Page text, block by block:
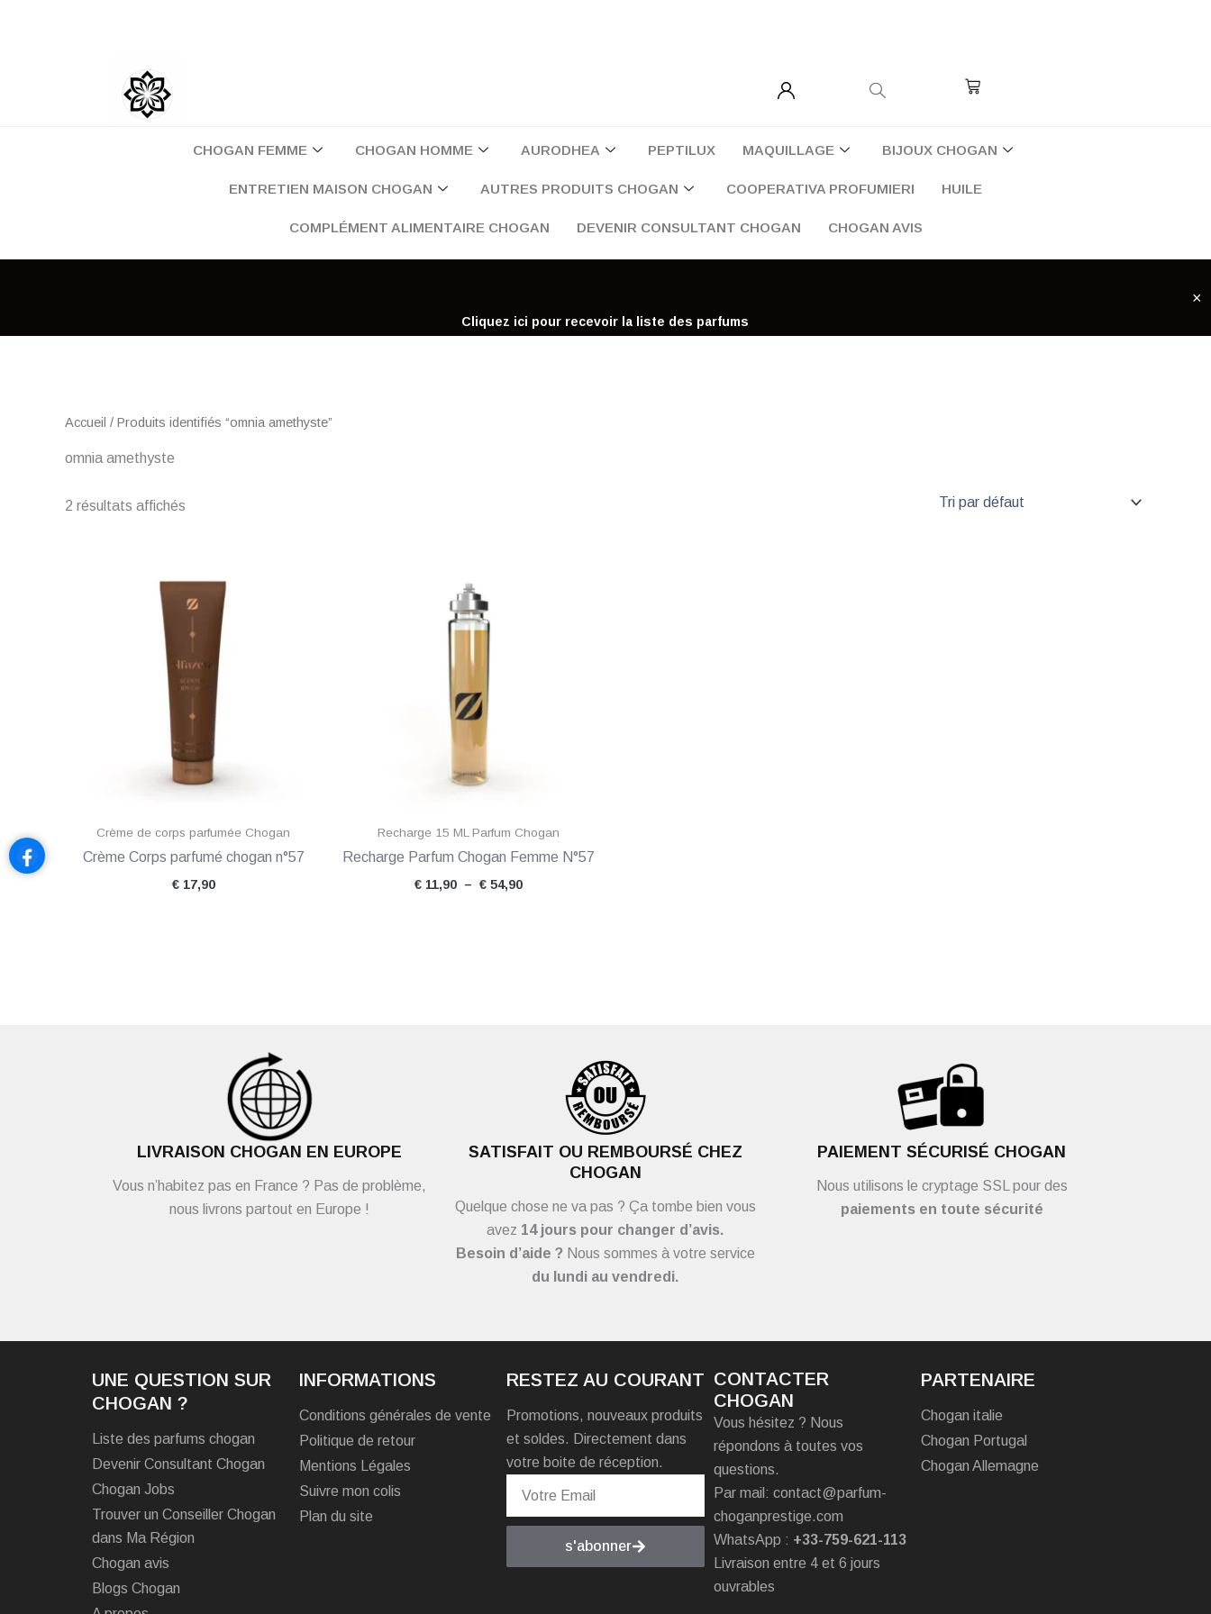
Cart
CHOGAN FEMME CHOGAN HOMME AURODHEA PEPTILUX MAQUILLAGE BIJOUX CHOGAN
ENTRETIEN MAISON CHOGAN AUTRES PRODUITS CHOGAN COOPERATIVA PROFUMIERI HUILE
COMPLÉMENT ALIMENTAIRE CHOGAN DEVENIR CONSULTANT CHOGAN CHOGAN AVIS
Cliquez ici pour recevoir la liste des parfums
×
Accueil / Produits identifiés “omnia amethyste”
omnia amethyste
2 résultats affichés
Crème de corps parfumée Chogan
Crème Corps parfumé chogan n°57
€17,90
Recharge 15 ML Parfum Chogan
Recharge Parfum Chogan Femme N°57
€11,90 – €54,90
LIVRAISON CHOGAN EN EUROPE
Vous n’habitez pas en France ? Pas de problème,
nous livrons partout en Europe !
SATISFAIT OU REMBOURSÉ CHEZ
CHOGAN
Quelque chose ne va pas ? Ça tombe bien vous
avez 14 jours pour changer d’avis.
Besoin d’aide ?Nous sommes à votre service
du lundi au vendredi.
PAIEMENT SÉCURISÉ CHOGAN
Nous utilisons le cryptage SSL pour des
paiements en toute sécurité
UNE QUESTION SUR
CHOGAN ?
Liste des parfums chogan
Devenir Consultant Chogan
Chogan Jobs
Trouver un Conseiller Chogan
dans Ma Région
Chogan avis
Blogs Chogan
INFORMATIONS
Conditions générales de vente
Politique de retour
Mentions Légales
Suivre mon colis
Plan du site
RESTEZ AU COURANT
Promotions, nouveaux produits
et soldes. Directement dans
votre boite de réception.
s'abonner
CONTACTER
CHOGAN
Vous hésitez ? Nous
répondons à toutes vos
questions.
Par mail: contact@parfum-
choganprestige.com
WhatsApp : +33-759-621-113
Livraison entre 4 et 6 jours
ouvrables
PARTENAIRE
Chogan italie
Chogan Portugal
Chogan Allemagne